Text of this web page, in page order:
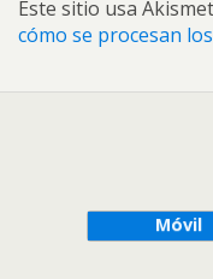
Este sitio usa
cómo se procesan
Móvil